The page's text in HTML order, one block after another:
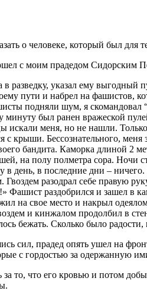
о человеке, который был
с моим прадедом Сидорским
разведку, указал ему
пути и набрел на фашистов,
подняли шум, я скомандовал
минуту был ранен вражеской
искали меня, но не нашли.
с крыши. Бессознательного,
бандита. Каморка длиной 2
на полу полметра сора.
в день, в последние дни –
Гвоздем разодрал себе правую
Фашист раздобрился и зашел в
на свое место и накрыл
и кинжалом продолбил в
бежать. Сколько было
сил, прадед опять ушел на
с гордостью за одержанную
то, что его кровью и потом